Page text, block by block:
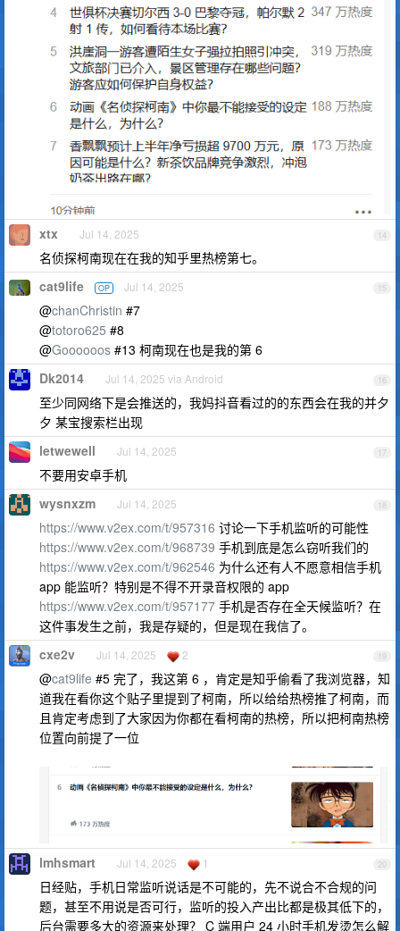
14
xtx Jul 14, 2025
名侦探柯南现在在我的知乎里热榜第七。
15
cat9life OP Jul 14, 2025
@chanChristin #7
@totoro625 #8
@Goooooos #13 柯南现在也是我的第 6
16
Dk2014 Jul 14, 2025 via Android
至少同网络下是会推送的，我妈抖音看过的的东西会在我的并夕
夕 某宝搜索栏出现
17
letwewell Jul 14, 2025
不要用安卓手机
18
wysnxzm Jul 14, 2025
https://www.v2ex.com/t/957316 讨论一下手机监听的可能性
https://www.v2ex.com/t/968739 手机到底是怎么窃听我们的
https://www.v2ex.com/t/962546 为什么还有人不愿意相信手机
app 能监听？特别是不得不开录音权限的 app
https://www.v2ex.com/t/957177 手机是否存在全天候监听？在
这件事发生之前，我是存疑的，但是现在我信了。
19
cxe2v Jul 14, 2025 2
@cat9life #5 完了，我这第 6 ，肯定是知乎偷看了我浏览器，知
道我在看你这个贴子里提到了柯南，所以给给热榜推了柯南，而
且肯定考虑到了大家因为你都在看柯南的热榜，所以把柯南热榜
位置向前提了一位
20
lmhsmart Jul 14, 2025 1
日经贴，手机日常监听说话是不可能的，先不说合不合规的问
题，甚至不用说是否可行，监听的投入产出比都是极其低下的，
后台需要多大的资源来处理？ C 端用户 24 小时手机发烫怎么解